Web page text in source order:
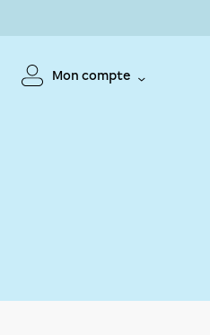
Mon compte